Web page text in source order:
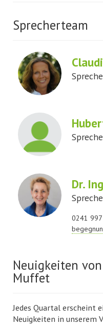
Sprecherteam
Dr.
0241
Neuigkeiten
Muffet
Jedes Quartal erscheint
Neuigkeiten in unserem